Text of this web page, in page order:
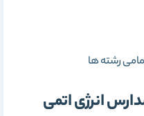
رشته ها
انرژی اتمی